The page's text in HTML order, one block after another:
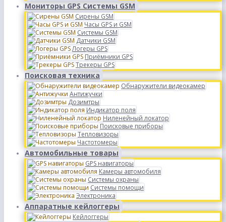
Мониторы GPS Системы GSM
Сирены GSM
Часы GPS и GSM
Системы GSM
Датчики GSM
Логеры GPS
Приёмники GPS
Трекеры GPS
Поисковая техника
Обнаружители видеокамер
Антижучки
Дозимтры
Индикатор поля
Ниленейный локатор
Поисковые приборы
Тепловизоры
Частотомеры
Автомобильные товары
GPS навигаторы
Камеры автомобиля
Системы охраны
Системы помощи
Электроника
Аппаратные кейлоггеры
Кейлоггеры